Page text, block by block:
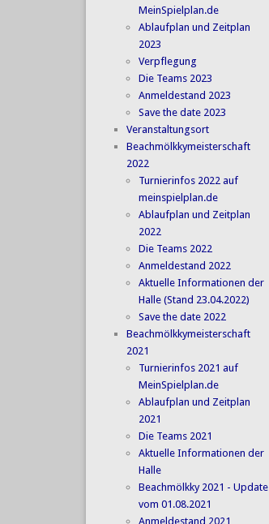
MeinSpielplan.de
Ablaufplan und Zeitplan
2023
Verpflegung
Die Teams 2023
Anmeldestand 2023
Save the date 2023
Veranstaltungsort
Beachmölkkymeisterschaft
2022
Turnierinfos 2022 auf
meinspielplan.de
Ablaufplan und Zeitplan
2022
Die Teams 2022
Anmeldestand 2022
Aktuelle Informationen der
Halle (Stand 23.04.2022)
Save the date 2022
Beachmölkkymeisterschaft
2021
Turnierinfos 2021 auf
MeinSpielplan.de
Ablaufplan und Zeitplan
2021
Die Teams 2021
Aktuelle Informationen der
Halle
Beachmölkky 2021 - Update
vom 01.08.2021
Anmeldestand 2021